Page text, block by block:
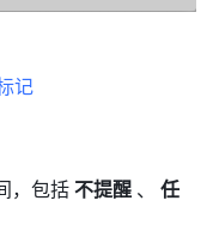
记
，包括 不提醒 、 任